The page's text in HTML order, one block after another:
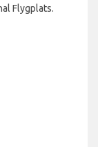
Flygplats.